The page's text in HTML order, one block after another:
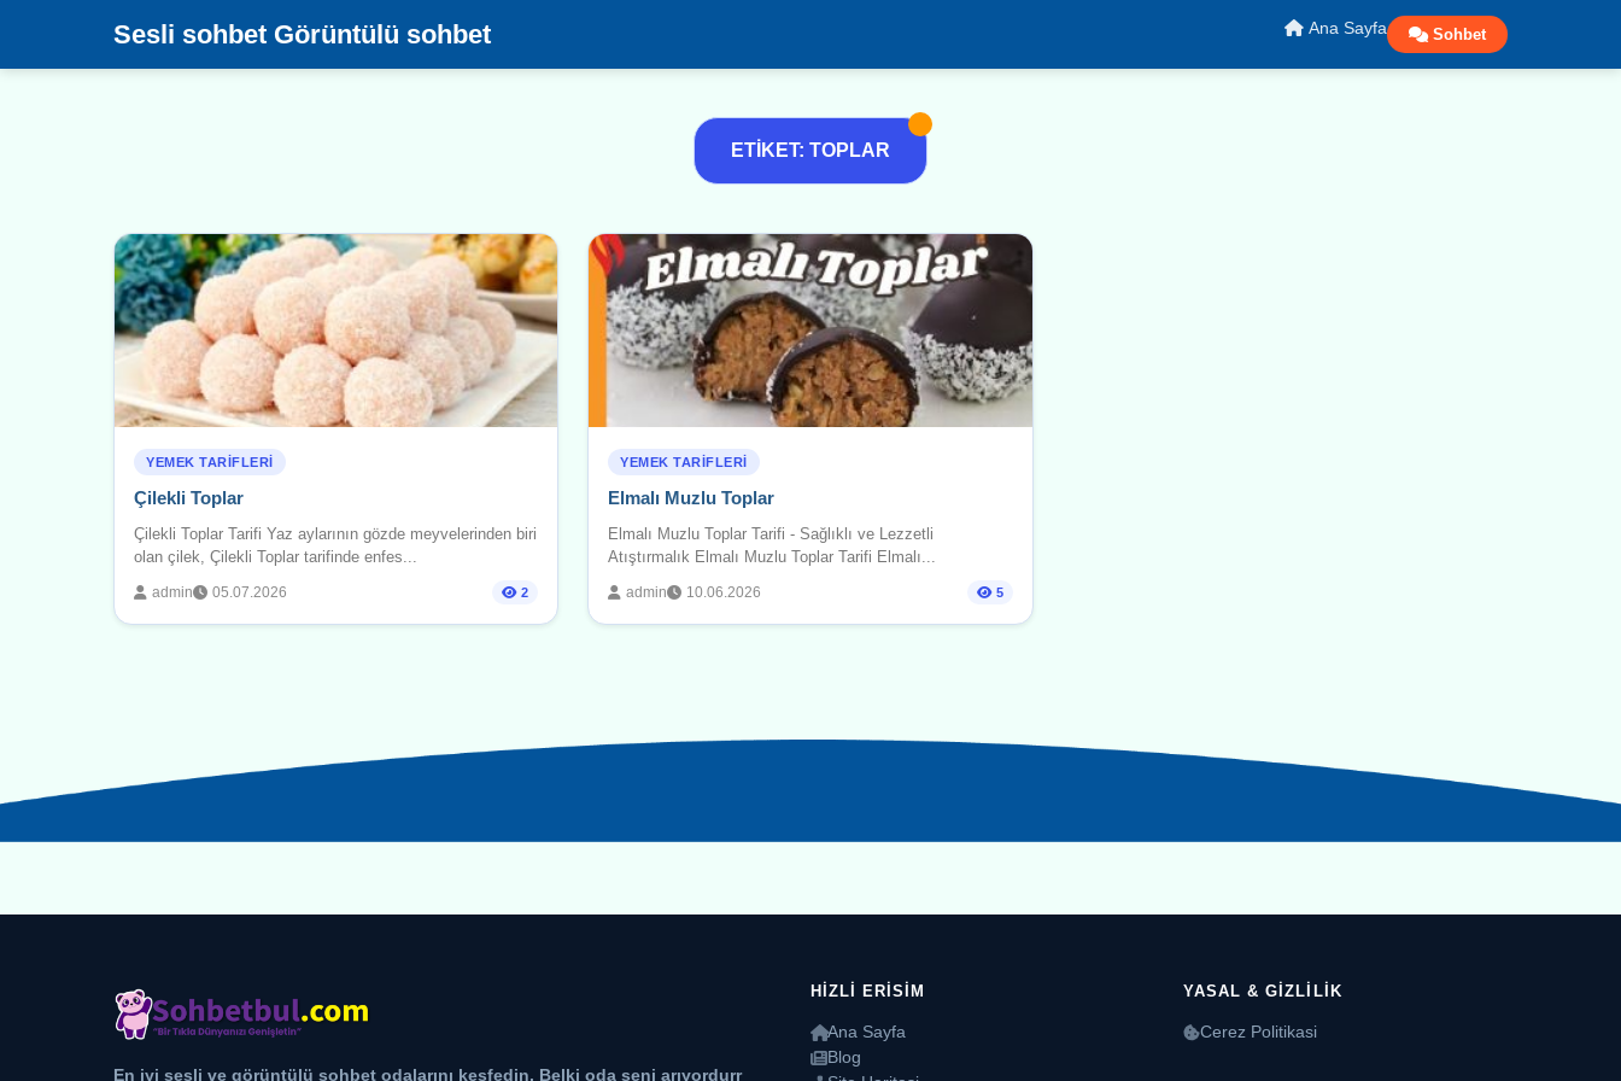
Sesli sohbet Görüntülü sohbet Ana Sayfa Sohbet
ETIKET: TOPLAR
YEMEK TARIFLERI
Çilekli Toplar
Çilekli Toplar Tarifi Yaz aylarının gözde meyvelerinden biri
olan çilek, Çilekli Toplar tarifinde enfes...
admin 05.07.2026 2
YEMEK TARIFLERI
Elmalı Muzlu Toplar
Elmalı Muzlu Toplar Tarifi - Sağlıklı ve Lezzetli
Atıştırmalık Elmalı Muzlu Toplar Tarifi Elmalı...
admin 10.06.2026 5
En iyi sesli ve görüntülü sohbet odalarını keşfedin. Belki oda seni arıyordurr
HIZLI ERISIM
Ana Sayfa
Blog
YASAL & GIZLILIK
Cerez Politikasi